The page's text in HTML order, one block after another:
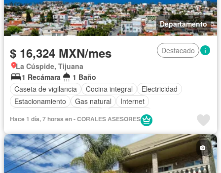
Departamento
$ 16,324 MXN/mes
Destacado
La Cúspide, Tijuana
1 Recámara
1 Baño
Caseta de vigilancia
Cocina integral
Electricidad
Estacionamiento
Gas natural
Internet
Solo familias
Hace 1 día, 7 horas en - CORALES ASESORES